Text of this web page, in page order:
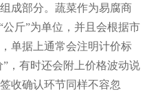
成部分。蔬菜作为易腐商
斤”为单位，并且会根据市
单据上通常会注明计价标
，有时还会附上价格波动说
收确认环节同样不容忽